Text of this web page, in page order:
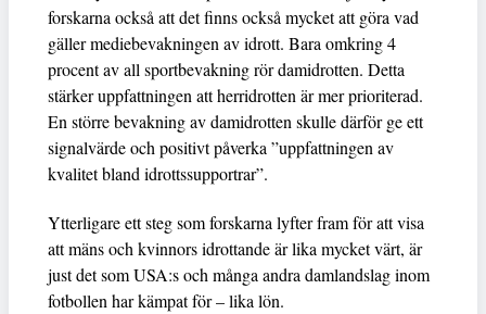
forskarna också att det finns också mycket att göra vad
gäller mediebevakningen av idrott. Bara omkring 4
procent av all sportbevakning rör damidrotten. Detta
stärker uppfattningen att herridrotten är mer prioriterad.
En större bevakning av damidrotten skulle därför ge ett
signalvärde och positivt påverka ”uppfattningen av
kvalitet bland idrottssupportrar”.
Ytterligare ett steg som forskarna lyfter fram för att visa
att mäns och kvinnors idrottande är lika mycket värt, är
just det som USA:s och många andra damlandslag inom
fotbollen har kämpat för – lika lön.